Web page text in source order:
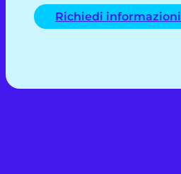
Richiedi informazioni